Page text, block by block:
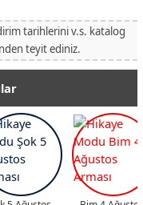
tarihlerini v.s. katalog
teyit ediniz.